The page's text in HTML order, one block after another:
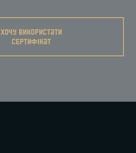
хочу використати
сертифікат